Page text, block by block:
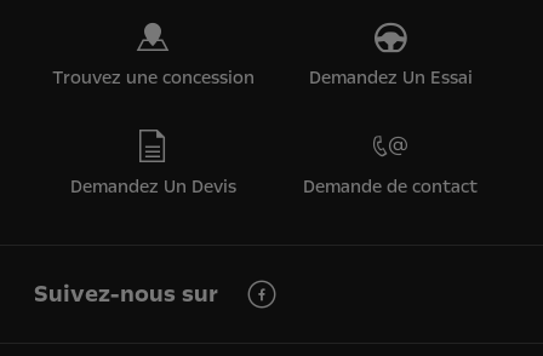
Trouvez une concession Demandez Un Essai
Demandez Un Devis Demande de contact
Suivez-nous sur